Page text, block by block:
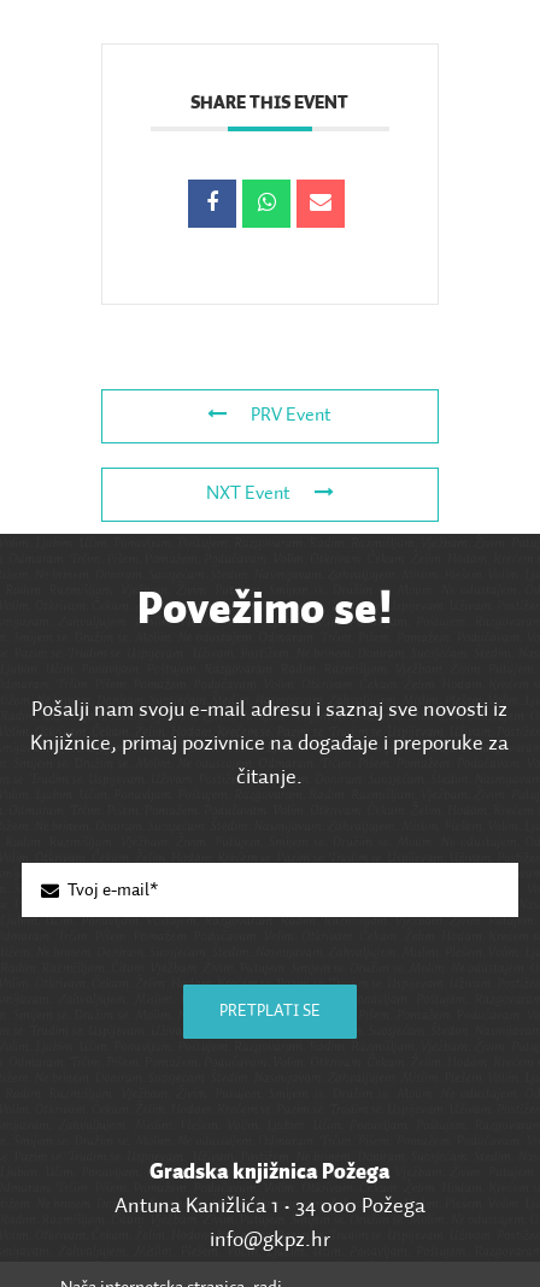
SHARE THIS EVENT
PRV Event
NXT Event
Povežimo se!
Pošalji nam svoju e-mail adresu i saznaj sve novosti iz
Knjižnice, primaj pozivnice na događaje i preporuke za
čitanje.
PRETPLATI SE
Gradska knjižnica Požega
Antuna Kanižlića 1 • 34 000 Požega
info@gkpz.hr